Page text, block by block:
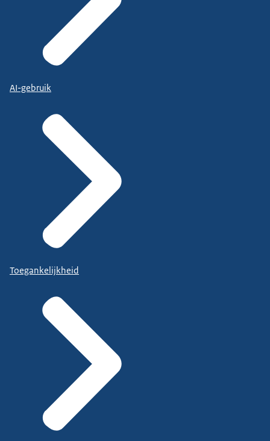
AI-gebruik
Toegankelijkheid